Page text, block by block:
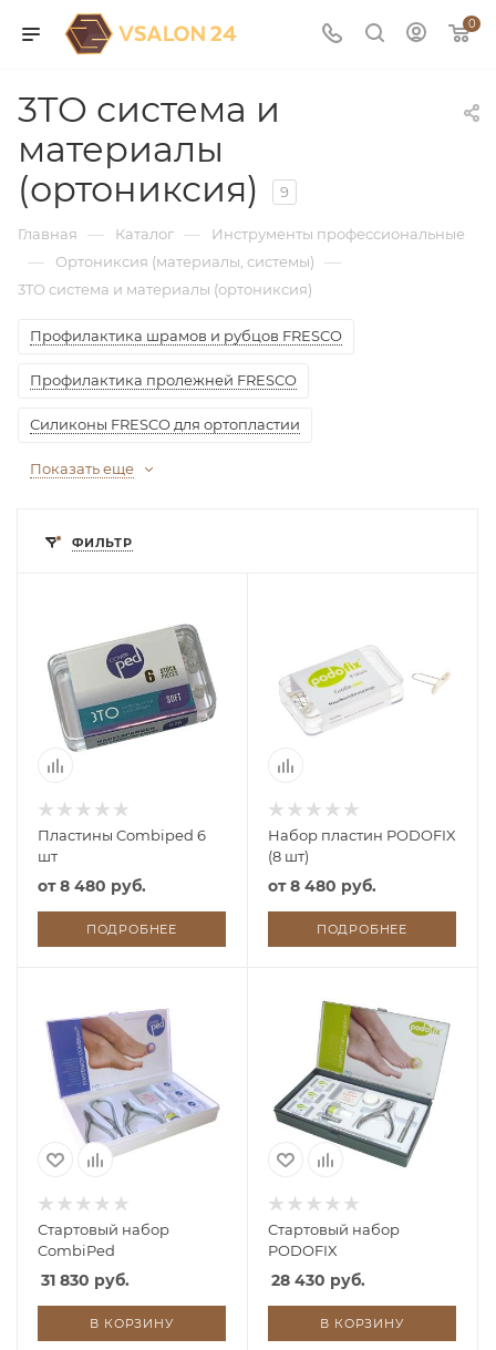
0
3TO система и
материалы
(ортониксия)
9
Главная — Каталог — Инструменты профессиональные
— Ортониксия (материалы, системы) —
3TO система и материалы (ортониксия)
Профилактика шрамов и рубцов FRESCO
Профилактика пролежней FRESCO
Силиконы FRESCO для ортопластии
Показать еще
ФИЛЬТР
Пластины Combiped 6
шт
от8 480 руб.
ПОДРОБНЕЕ
Набор пластин PODOFIX
(8 шт)
от8 480 руб.
ПОДРОБНЕЕ
Стартовый набор
CombiPed
31 830 руб.
В КОРЗИНУ
Cтартовый набор
PODOFIX
28 430 руб.
В КОРЗИНУ